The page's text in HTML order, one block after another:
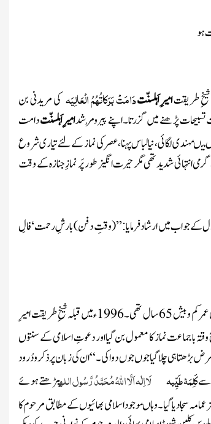
ہو
شیخِ طریقتامیرِ اَہلسنّتدَامَتْ بَرَکاتُہُمُ الْعَالِیَہکی مریدنی بن
پڑھنے میں گزرتا۔اپنے پیرو مُرشدامیرِ اَہلسنّتدامت
لگائی،نیا لباس پہنا،عصر کی نماز کے لئے تیاری شروع
انتہائی شدیدتھی مگر حیرت انگیز طور پَر نمازِجنازہ کے وقت
کے جواب میں ارشاد فرمایا:
’’(وقتِ دفن)بارشِ رحمت‘ فالِ
کمو بیش 65سال تھی۔1996ء میں قبلہ شیخِ طریقتامیرِ
باجماعت نماز کا معمول بن گیااور دعوتِ اسلامی کے سنتوں
بڑھتا ہی چلاگیاجوں جوں دوا کی۔‘‘ ان کی زبان پر ذکرو دُرود
سےکَلِمَۂ طَیِّبہ لَا اِلٰہ اَلَّا اللہُ مُحَمَّدُ رَّسُول اللہپڑھتے ہوئے
سجادیا گیا۔ وہاںموجود اسلامی بھائیوں کے مطابق مرحوم کا